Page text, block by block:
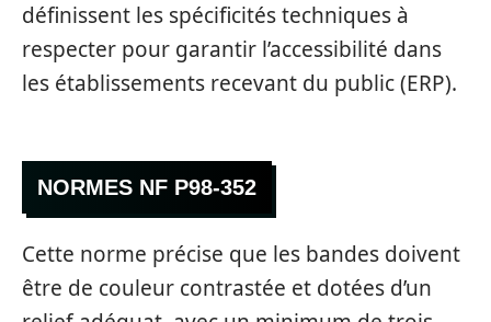
définissent les spécificités techniques à
respecter pour garantir l’accessibilité dans
les établissements recevant du public (ERP).
NORMES NF P98-352
Cette norme précise que les bandes doivent
être de couleur contrastée et dotées d’un